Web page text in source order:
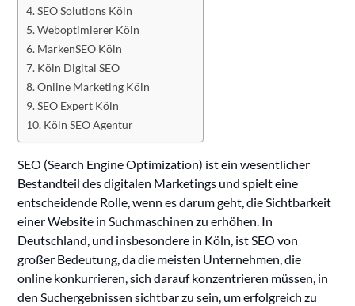
SEO Solutions Köln
Weboptimierer Köln
MarkenSEO Köln
Köln Digital SEO
Online Marketing Köln
SEO Expert Köln
Köln SEO Agentur
SEO (Search Engine Optimization) ist ein wesentlicher
Bestandteil des digitalen Marketings und spielt eine
entscheidende Rolle, wenn es darum geht, die Sichtbarkeit
einer Website in Suchmaschinen zu erhöhen. In
Deutschland, und insbesondere in Köln, ist SEO von
großer Bedeutung, da die meisten Unternehmen, die
online konkurrieren, sich darauf konzentrieren müssen, in
den Suchergebnissen sichtbar zu sein, um erfolgreich zu